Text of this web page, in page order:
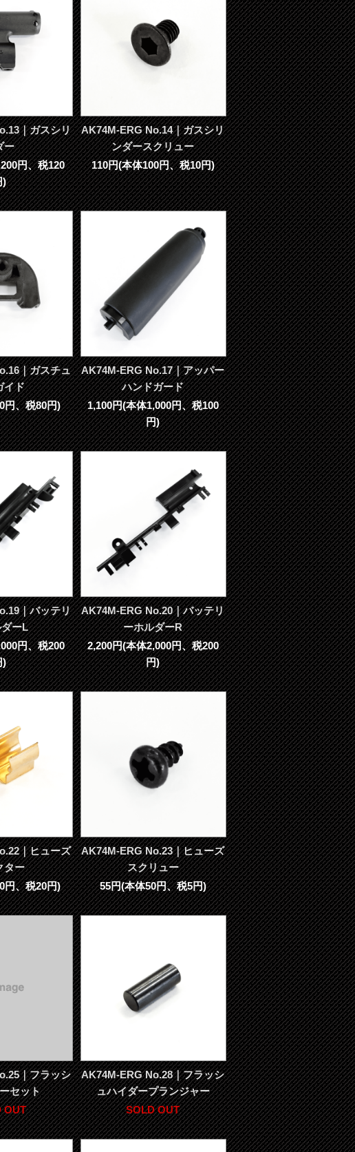
｜ガスシリ
ー
円、税120
)
AK74M-ERG No.14｜ガスシリ
ンダースクリュー
110円(本体100円、税10円)
｜ガスチュ
イド
円、税80円)
AK74M-ERG No.17｜アッパー
ハンドガード
1,100円(本体1,000円、税100
円)
｜バッテリ
ーL
円、税200
)
AK74M-ERG No.20｜バッテリ
ーホルダーR
2,200円(本体2,000円、税200
円)
｜ヒューズ
ター
円、税20円)
AK74M-ERG No.23｜ヒューズ
スクリュー
55円(本体50円、税5円)
｜フラッシ
セット
OUT
AK74M-ERG No.28｜フラッシ
ュハイダープランジャー
SOLD OUT